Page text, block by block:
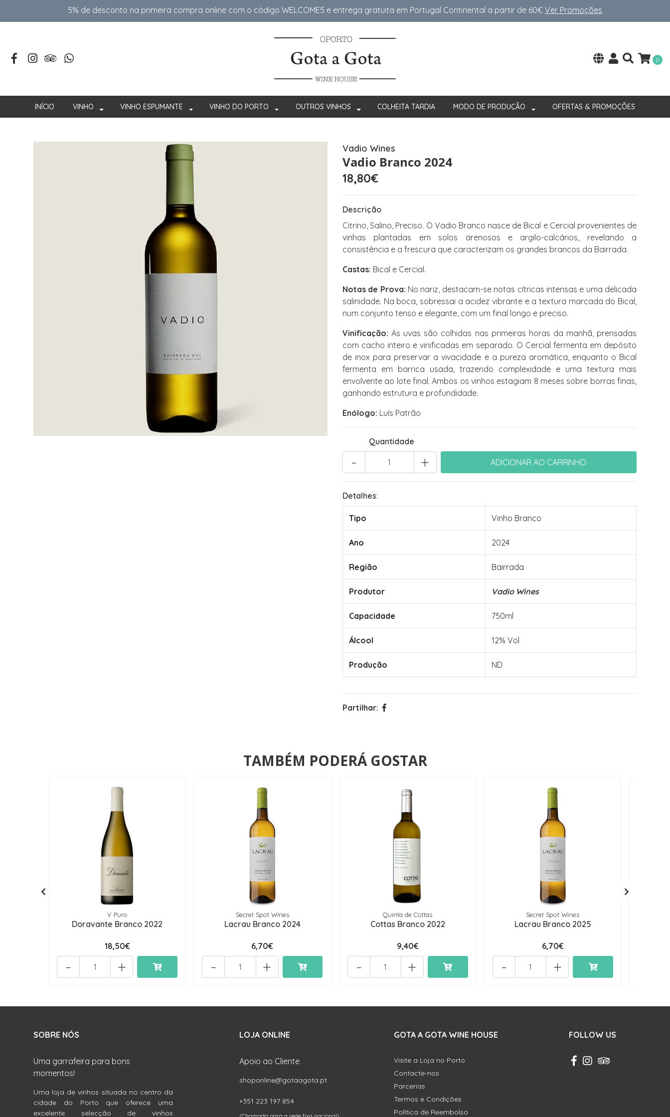
5% de desconto na primeira compra online com o código WELCOME5 e entrega gratuita em Portugal Continental a partir de 60€ Ver Promoções
0
INÍCIO VINHO VINHO ESPUMANTE VINHO DO PORTO OUTROS VINHOS COLHEITA TARDIA MODO DE PRODUÇÃO OFERTAS & PROMOÇÕES
Vadio Wines
Vadio Branco 2024
18,80€
Descrição
Citrino, Salino, Preciso. O Vadio Branco nasce de Bical e Cercial provenientes de
vinhas plantadas em solos arenosos e argilo-calcários, revelando a
consistência e a frescura que caracterizam os grandes brancos da Bairrada.
Castas: Bical e Cercial.
Notas de Prova: No nariz, destacam-se notas cítricas intensas e uma delicada
salinidade. Na boca, sobressai a acidez vibrante e a textura marcada do Bical,
num conjunto tenso e elegante, com um final longo e preciso.
Vinificação: As uvas são colhidas nas primeiras horas da manhã, prensadas
com cacho inteiro e vinificadas em separado. O Cercial fermenta em depósito
de inox para preservar a vivacidade e a pureza aromática, enquanto o Bical
fermenta em barrica usada, trazendo complexidade e uma textura mais
envolvente ao lote final. Ambos os vinhos estagiam 8 meses sobre borras finas,
ganhando estrutura e profundidade.
Enólogo: Luís Patrão
Quantidade
+
-
Detalhes:
Tipo Vinho Branco
Ano 2024
Região Bairrada
Produtor Vadio Wines
Capacidade 750ml
Álcool 12% Vol
Produção ND
Partilhar:
TAMBÉM PODERÁ GOSTAR
V Puro
Doravante Branco 2022
18,50€
+
-
Secret Spot Wines
Lacrau Branco 2024
6,70€
+
-
Quinta de Cottas
Cottas Branco 2022
9,40€
+
-
Secret Spot Wines
Lacrau Branco 2025
6,70€
+
-
SOBRE NÓS
Uma garrafeira para bons
momentos!
Uma loja de vinhos situada no centro da
cidade do Porto que oferece uma
excelente selecção de vinhos
LOJA ONLINE
Apoio ao Cliente
shoponline@gotaagota.pt
+351 223 197 854
GOTA A GOTA WINE HOUSE
Visite a Loja no Porto
Contacte-nos
Parcerias
Termos e Condições
Política de Reembolso
FOLLOW US